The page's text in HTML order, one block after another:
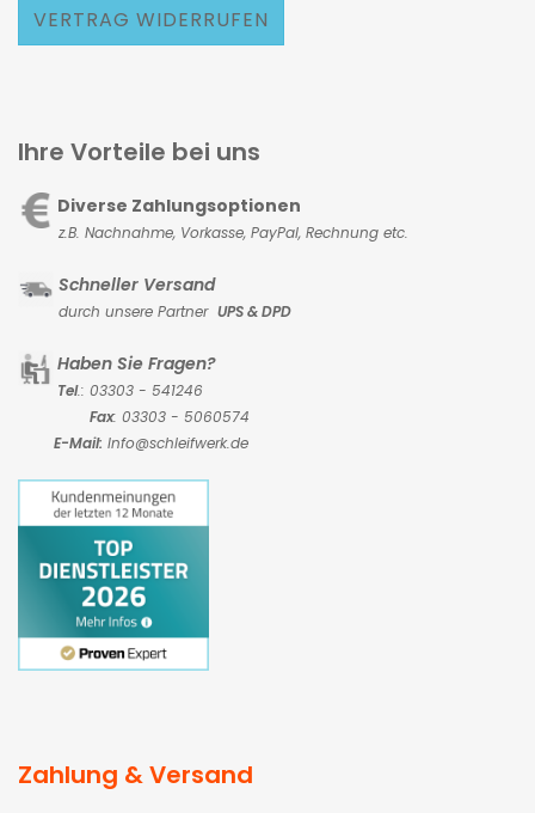
VERTRAG WIDERRUFEN
Ihre Vorteile bei uns
Diverse Zahlungsoptionen
z.B. Nachnahme, Vorkasse, PayPal, Rechnung etc.
Schneller Versand
durch unsere Partner UPS & DPD
Haben Sie Fragen?
Tel.: 03303 - 541246
Fax: 03303 - 5060574
E-Mail: Info@schleifwerk.de
Zahlung & Versand